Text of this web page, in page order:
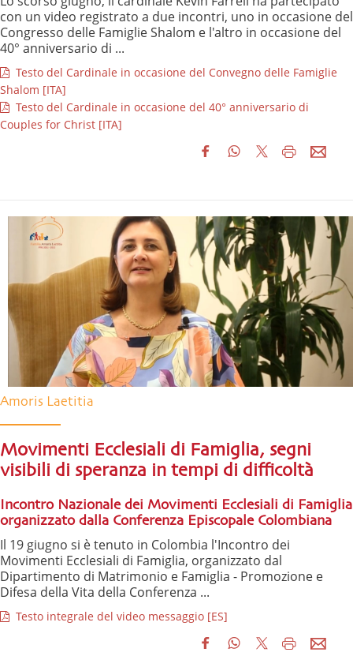
con un video registrato a due incontri, uno in occasione del
Congresso delle Famiglie Shalom e l'altro in occasione del
40° anniversario di ...
Testo del Cardinale in occasione del Convegno delle Famiglie
Shalom [ITA]
Testo del Cardinale in occasione del 40° anniversario di
Couples for Christ [ITA]
Amoris Laetitia
Movimenti Ecclesiali di Famiglia, segni
visibili di speranza in tempi di difficoltà
Incontro Nazionale dei Movimenti Ecclesiali di Famiglia
organizzato dalla Conferenza Episcopale Colombiana
Il 19 giugno si è tenuto in Colombia l'Incontro dei
Movimenti Ecclesiali di Famiglia, organizzato dal
Dipartimento di Matrimonio e Famiglia - Promozione e
Difesa della Vita della Conferenza ...
Testo integrale del video messaggio [ES]